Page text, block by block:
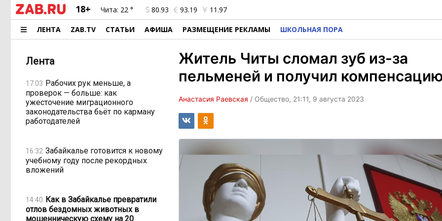
18+ Чита: 22 ° 80.93 93.19 11.97
ЛЕНТА ZAB.TV СТАТЬИ АФИША РАЗМЕЩЕНИЕ РЕКЛАМЫ ШКОЛЬНАЯ ПОРА
Лента
17:03 Рабочих рук меньше, а
проверок — больше: как
ужесточение миграционного
законодательства бьёт по карману
работодателей
16:32 Забайкалье готовится к новому
учебному году после рекордных
вложений
14:40 Как в Забайкалье превратили
отлов бездомных животных в
мошенническую схему на 20
Житель Читы сломал зуб из-за
пельменей и получил
Анастасия Раевская / Общество, 21:11, 9 августа 2023